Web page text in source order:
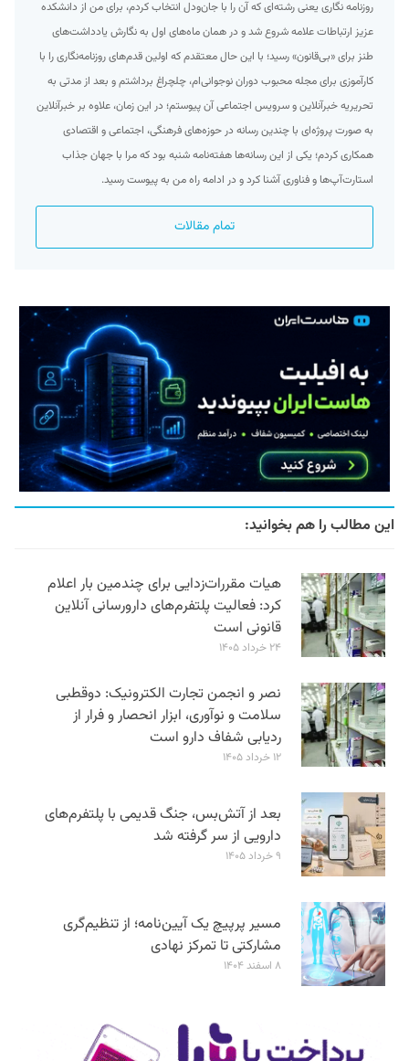
روزنامه نگاری یعنی رشته‌ای که آن را با جان‌ودل انتخاب کردم، برای من از دانشکده
عزیز ارتباطات علامه شروع شد و در همان ماه‌های اول به نگارش یادداشت‌های
طنز برای «بی‌قانون» رسید؛ با این حال معتقدم که اولین قدم‌های روزنامه‌نگاری را با
کارآموزی برای مجله محبوب دوران نوجوانی‌ام، چلچراغ برداشتم و بعد از مدتی به
تحریریه خبرآنلاین و سرویس اجتماعی آن پیوستم؛ در این زمان، علاوه بر خبرآنلاین
به صورت پروژه‌ای با چندین رسانه در حوزه‌های فرهنگی، اجتماعی و اقتصادی
همکاری کردم؛ یکی از این رسانه‌ها هفته‌نامه شنبه بود که مرا با جهان جذاب
استارت‌آپ‌ها و فناوری آشنا کرد و در ادامه راه من به پیوست رسید.
تمام مقالات
این مطالب را هم بخوانید:
هیات مقررات‌زدایی برای چندمین بار اعلام
کرد: فعالیت پلتفرم‌های دارورسانی آنلاین
قانونی است
۲۴ خرداد ۱۴۰۵
نصر و انجمن تجارت الکترونیک: دوقطبی
سلامت و نوآوری، ابزار انحصار و فرار از
ردیابی شفاف دارو است
۱۲ خرداد ۱۴۰۵
بعد از آتش‌بس، جنگ قدیمی با پلتفرم‌های
دارویی از سر گرفته شد
۹ خرداد ۱۴۰۵
مسیر پرپیچ یک آیین‌نامه؛ از تنظیم‌گری
مشارکتی تا تمرکز نهادی
۸ اسفند ۱۴۰۴